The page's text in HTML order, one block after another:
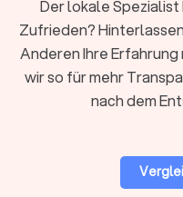
können meist
Ein häufiger Punkt, der in
ist der Unterschied
Während der Bestatter
Abläufe übernimmt, sorgt
Trauerrede direkt als
erfahrenen freien
Der lokale
Zufrieden?
Anderen Ihre
wir so für mehr
nach dem